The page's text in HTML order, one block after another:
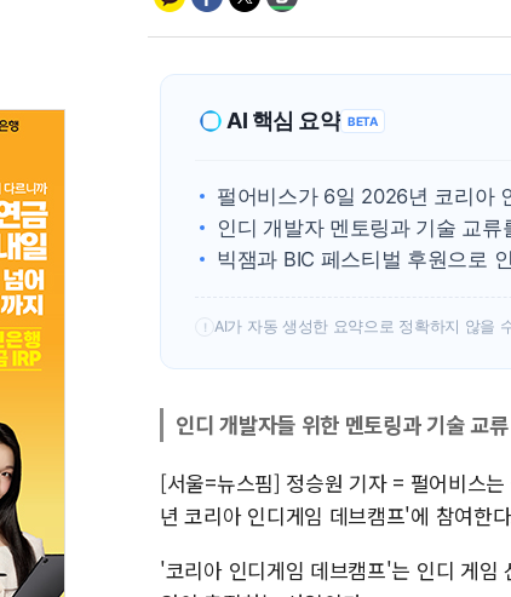
AI 핵심 요약 BETA
펄어비스가 6일 2026년 코리아
인디 개발자 멘토링과 기술 교류
빅잼과 BIC 페스티벌 후원으로
! AI가 자동 생성한 요약으로 정확하지 않을
인디 개발자들 위한 멘토링과 기술 교
[서울=뉴스핌] 정승원 기자 = 펄어비스
년 코리아 인디게임 데브캠프'에 참여한
'코리아 인디게임 데브캠프'는 인디 게임